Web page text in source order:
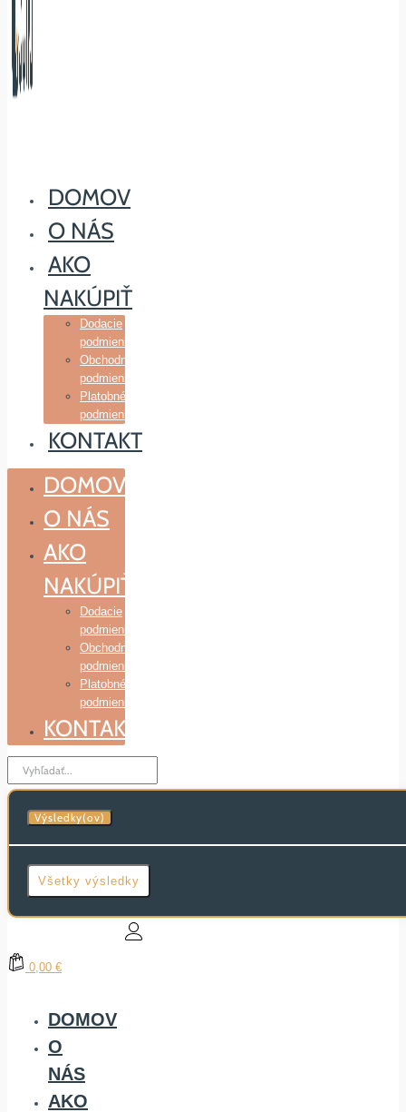
DOMOV
O NÁS
AKO
NAKÚPIŤ
Dodacie
podmienky
Obchodné
podmienky
Platobné
podmienky
KONTAKT
DOMOV
O NÁS
AKO
NAKÚPIŤ
Dodacie
podmienky
Obchodné
podmienky
Platobné
podmienky
KONTAKT
Search
...
Výsledky(ov)
Všetky výsledky
0,00 €
DOMOV
O
NÁS
AKO